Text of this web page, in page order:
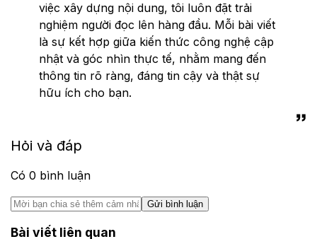
việc xây dựng nội dung, tôi luôn đặt trải
nghiệm người đọc lên hàng đầu. Mỗi bài viết
là sự kết hợp giữa kiến thức công nghệ cập
nhật và góc nhìn thực tế, nhằm mang đến
thông tin rõ ràng, đáng tin cậy và thật sự
hữu ích cho bạn.
Hỏi và đáp
Có 0 bình luận
Gửi bình luận
Bài viết liên quan